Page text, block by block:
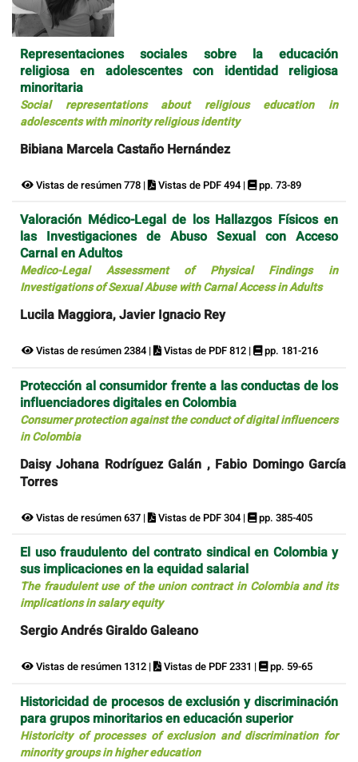
Representaciones sociales sobre la educación
religiosa en adolescentes con identidad religiosa
minoritaria
Social representations about religious education in
adolescents with minority religious identity
Bibiana Marcela Castaño Hernández
Vistas de resúmen 778 | Vistas de PDF 494 | pp. 73-89
Valoración Médico-Legal de los Hallazgos Físicos en
las Investigaciones de Abuso Sexual con Acceso
Carnal en Adultos
Medico-Legal Assessment of Physical Findings in
Investigations of Sexual Abuse with Carnal Access in Adults
Lucila Maggiora, Javier Ignacio Rey
Vistas de resúmen 2384 | Vistas de PDF 812 | pp. 181-216
Protección al consumidor frente a las conductas de los
influenciadores digitales en Colombia
Consumer protection against the conduct of digital influencers
in Colombia
Daisy Johana Rodríguez Galán , Fabio Domingo García
Torres
Vistas de resúmen 637 | Vistas de PDF 304 | pp. 385-405
El uso fraudulento del contrato sindical en Colombia y
sus implicaciones en la equidad salarial
The fraudulent use of the union contract in Colombia and its
implications in salary equity
Sergio Andrés Giraldo Galeano
Vistas de resúmen 1312 | Vistas de PDF 2331 | pp. 59-65
Historicidad de procesos de exclusión y discriminación
para grupos minoritarios en educación superior
Historicity of processes of exclusion and discrimination for
minority groups in higher education